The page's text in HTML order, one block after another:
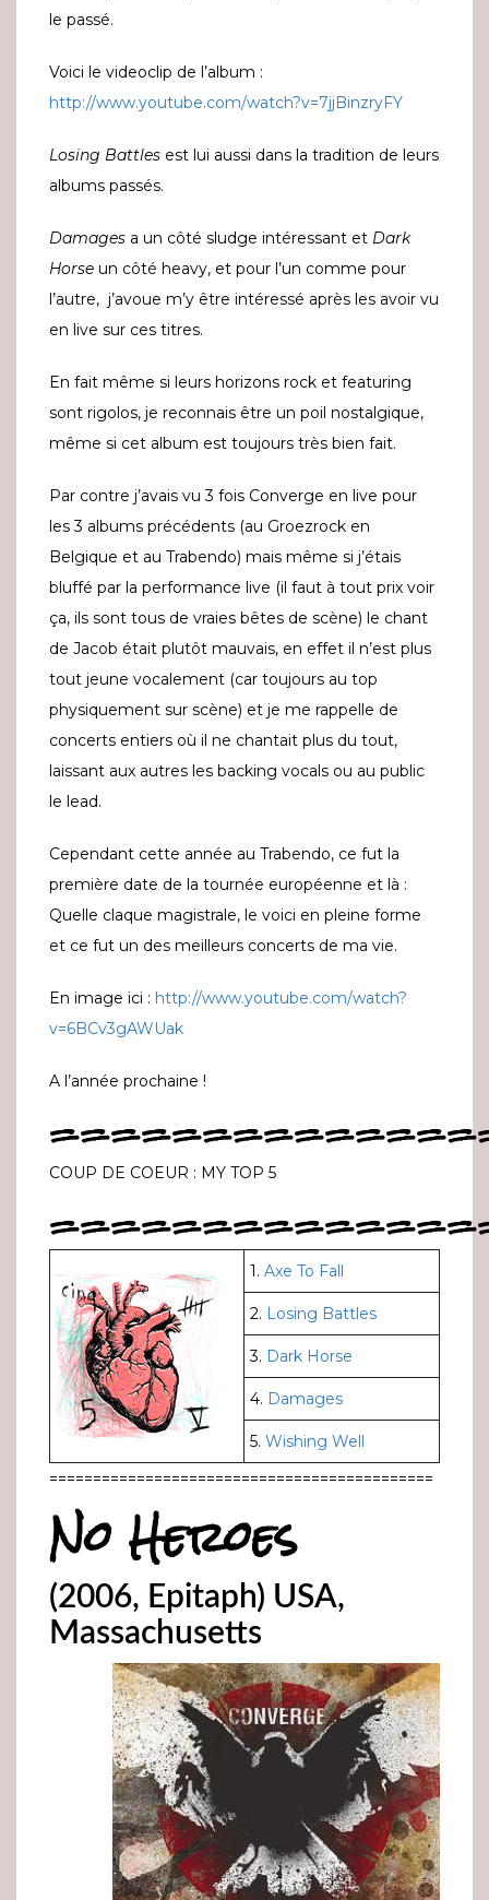
le passé.
Voici le videoclip de l’album :
http://www.youtube.com/watch?v=7jjBinzryFY
Losing Battles est lui aussi dans la tradition de leurs
albums passés.
Damages a un côté sludge intéressant et Dark
Horse un côté heavy, et pour l’un comme pour
l’autre, j’avoue m’y être intéressé après les avoir vu
en live sur ces titres.
En fait même si leurs horizons rock et featuring
sont rigolos, je reconnais être un poil nostalgique,
même si cet album est toujours très bien fait.
Par contre j’avais vu 3 fois Converge en live pour
les 3 albums précédents (au Groezrock en
Belgique et au Trabendo) mais même si j’étais
bluffé par la performance live (il faut à tout prix voir
ça, ils sont tous de vraies bêtes de scène) le chant
de Jacob était plutôt mauvais, en effet il n’est plus
tout jeune vocalement (car toujours au top
physiquement sur scène) et je me rappelle de
concerts entiers où il ne chantait plus du tout,
laissant aux autres les backing vocals ou au public
le lead.
Cependant cette année au Trabendo, ce fut la
première date de la tournée européenne et là :
Quelle claque magistrale, le voici en pleine forme
et ce fut un des meilleurs concerts de ma vie.
En image ici : http://www.youtube.com/watch?
v=6BCv3gAWUak
A l’année prochaine !
COUP DE COEUR : MY TOP 5
1. Axe To Fall
2. Losing Battles
3. Dark Horse
4. Damages
5. Wishing Well
============================================
No Heroes
(2006, Epitaph) USA,
Massachusetts